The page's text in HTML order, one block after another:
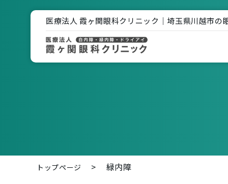
医療法人 霞ヶ関眼科クリニック｜埼玉県川越市の
トップページ 緑内障